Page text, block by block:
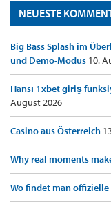
NEUESTE
Big Bass Splash im
und Demo-Modus 10.
Hansı 1xbet giriş
August 2026
Casino aus Österreich
Why real moments
Wo findet man